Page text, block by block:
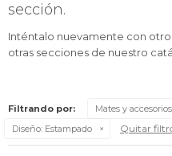
sección.
Inténtalo nuevamente con
otras secciones de nuestro
Filtrando por: Mates y accesorios
Diseño: Estampado Quitar